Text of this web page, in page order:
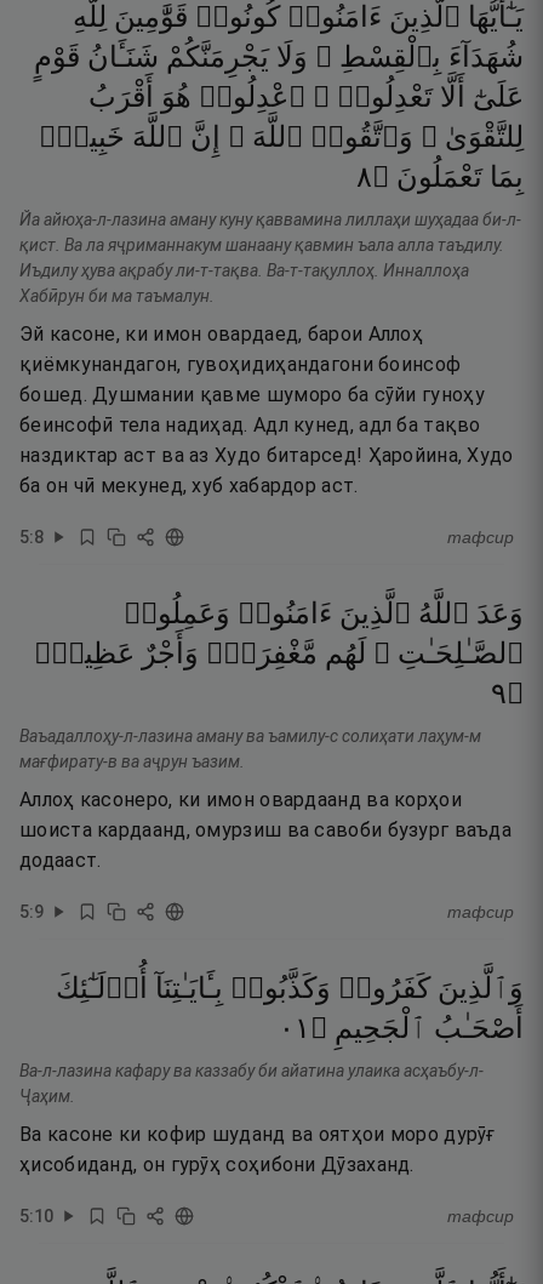
يَـٰٓأَيُّهَا ٱلَّذِينَ ءَامَنُوا۟ كُونُوا۟ قَوَّٰمِينَ لِلَّهِ
شُهَدَآءَ بِٱلْقِسْطِ ۖ وَلَا يَجْرِمَنَّكُمْ شَنَـَٔانُ قَوْمٍ
عَلَىٰٓ
أَلَّا تَعْدِلُوا۟ ۚ ٱعْدِلُوا۟ هُوَ
أَقْرَبُ
لِلتَّقْوَىٰ ۖ وَٱتَّقُوا۟ ٱللَّهَ ۚ إِنَّ ٱللَّهَ خَبِيرٌۢ
بِمَا تَعْمَلُونَ ۝٨
Йа айюҳа-л-лазина аману куну қаввамина лиллаҳи шуҳадаа би-л-
қист. Ва ла яҷриманнакум шанаану қавмин ъала алла таъдилу.
Иъдилу ҳува ақрабу ли-т-тақва. Ва-т-тақуллоҳ. Инналлоҳа
Хабӣрун би ма таъмалун.
Эй касоне, ки имон овардаед, барои Аллоҳ
қиёмкунандагон, гувоҳидиҳандагони боинсоф
бошед. Душмании қавме шуморо ба сӯйи гуноҳу
беинсофӣ тела надиҳад. Адл кунед, адл ба тақво
наздиктар аст ва аз Худо битарсед! Ҳаройина, Худо
ба он чӣ мекунед, хуб хабардор аст.
5:8 тафсир
وَعَدَ ٱللَّهُ ٱلَّذِينَ ءَامَنُوا۟ وَعَمِلُوا۟
ٱلصَّـٰلِحَـٰتِ ۙ لَهُم مَّغْفِرَةٌۭ وَأَجْرٌ عَظِيمٌۭ
۝٩
Ваъадаллоҳу-л-лазина аману ва ъамилу-с солиҳати лаҳум-м
мағфирату-в ва аҷрун ъазим.
Аллоҳ касонеро, ки имон овардаанд ва корҳои
шоиста кардаанд, омурзиш ва савоби бузург ваъда
додааст.
5:9 тафсир
وَٱلَّذِينَ كَفَرُوا۟ وَكَذَّبُوا۟ بِـَٔايَـٰتِنَآ
أُو۟لَـٰٓئِكَ
أَصْحَـٰبُ ٱلْجَحِيمِ ۝ ١٠
Ва-л-лазина кафару ва каззабу би айатина улаика асҳаъбу-л-
Ҷаҳим.
Ва касоне ки кофир шуданд ва оятҳои моро дурӯғ
ҳисобиданд, он гурӯҳ соҳибони Дӯзаханд.
5:10 тафсир